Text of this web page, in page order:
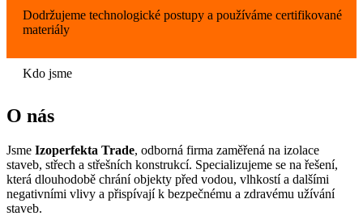
Dodržujeme technologické postupy a používáme certifikované
materiály
Kdo jsme
O nás
Jsme Izoperfekta Trade, odborná firma zaměřená na izolace
staveb, střech a střešních konstrukcí. Specializujeme se na řešení,
která dlouhodobě chrání objekty před vodou, vlhkostí a dalšími
negativními vlivy a přispívají k bezpečnému a zdravému užívání
staveb.